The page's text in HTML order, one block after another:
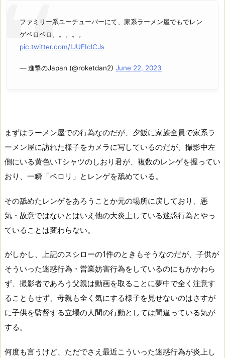
ファミリー系ユーチューバーにて、家系ラーメン屋でもでレン
ゲペロペロ。。。。。
pic.twitter.com/IJUEIclCJs
— 進撃のJapan (@roketdan2) June 22, 2023
まずはラーメン屋での行為なのだが、夕飯に家族全員で家系ラ
ーメン屋に訪れた様子をカメラに写しているのだが、撮影中左
側にいる黄色いTシャツのしおり君が、複数のレンゲを握ってい
おり、一瞬「ペロリ」とレンゲを舐めている。
その舐めたレンゲをあろうことか元の場所に戻しており、悪
気・故意ではないとはいえ他の大炎上している迷惑行為とやっ
ていることは変わらない。
がしかし、上記のスシローの1件のときもそうなのだが、子供が
そういった迷惑行為・営業妨害行為をしているのにもかかわら
ず、撮影者であろう父親は動画を取ることに夢中で全く注意す
ることもせず、母親も全く気にする様子を見せないのはさすが
に子供を監督する立場の人間の行動としては間違っている気が
する。
何度も言うけど、ただでさえ最近こういった迷惑行為が炎上し